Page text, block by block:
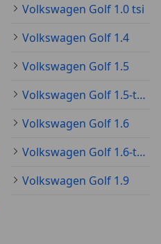
Volkswagen Golf 1.0 tsi
Volkswagen Golf 1.4
Volkswagen Golf 1.5
Volkswagen Golf 1.5-tsi-dsg
Volkswagen Golf 1.6
Volkswagen Golf 1.6-tdi advance
Volkswagen Golf 1.9